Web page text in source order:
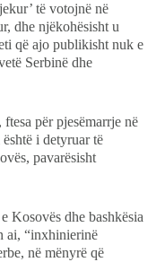
të votojnë në
dhe njëkohësisht u
që ajo publikisht nuk e
Serbinë dhe
për pjesëmarrje në
i detyruar të
pavarësisht
Kosovës dhe bashkësia
ai, “inxhinierinë
në mënyrë që